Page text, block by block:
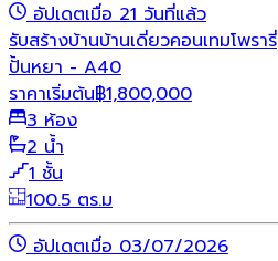
อัปเดตเมื่อ 21 วันที่แล้ว
รับสร้างบ้านบ้านเดี่ยวคอนเทมโพรารี่
ปั้นหยา - A40
ราคาเริ่มต้น฿1,800,000
3 ห้อง
2 น้ำ
1 ชั้น
100.5 ตร.ม
อัปเดตเมื่อ 03/07/2026